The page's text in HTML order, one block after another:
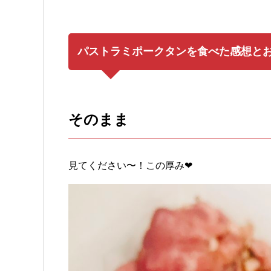
パストラミポークタンを食べた感想と
そのまま
見てください〜！この厚み❤︎